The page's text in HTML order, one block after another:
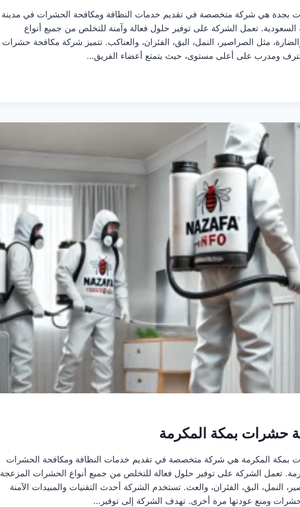
بجدة هي شركة متخصصة في تقديم خدمات النظافة ومكافحة الحشرات في مدينة
السعودية. تعمل الشركة على توفير حلول فعالة وآمنة للتخلص من جميع أنواع
مثل الصراصير، النمل، البق، الفئران، والعناكب. تتميز شركة مكافحة حشرات
ومدرب على أعلى مستوى، حيث يتمتع أعضاء الفريق…
حشرات بمكة المكرمة
بمكة المكرمة هي شركة متخصصة في تقديم خدمات النظافة ومكافحة الحشرات
تعمل الشركة على توفير حلول فعالة للتخلص من جميع أنواع الحشرات المزعجة
النمل، البق، الفئران، والعث. تستخدم الشركة أحدث التقنيات والمبيدات الآمنة
ومنع عودتها مرة أخرى. تهدف الشركة إلى توفير…